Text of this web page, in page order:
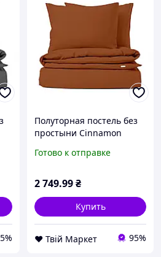
Полуторная постель без
простыни Сinnamon
D7-2026
Готово к отправке
2 749.99₴
Купить
❤️ Твій Маркет 95%